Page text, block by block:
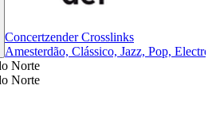
Concertzender Crosslinks
Amesterdão, Clássico, Jazz, Pop, Electro
Norte
Norte